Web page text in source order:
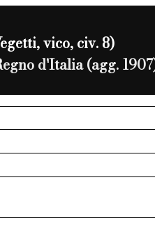
vico, civ. 8)
d'Italia (agg.